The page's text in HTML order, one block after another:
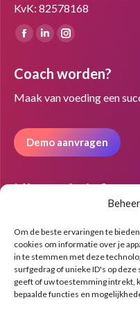
Om de beste ervaringen te
cookies om informatie over je
in te stemmen met deze
surfgedrag of unieke ID's op
geeft of uw toestemming intrekt,
bepaalde functies en
KvK: 82578168
Vind ons op:
Facebook
opens
in
window
Linkedin
opens
in
window
Instagram
opens
in
window
Coach worden?
Maak van voeding een
Demo aanvragen
Nieuwsbrief